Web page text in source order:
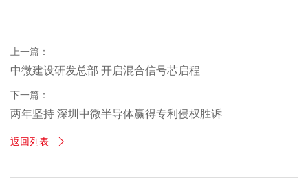
上一篇：
中微建设研发总部 开启混合信号芯启程
下一篇：
两年坚持 深圳中微半导体赢得专利侵权胜诉
返回列表 